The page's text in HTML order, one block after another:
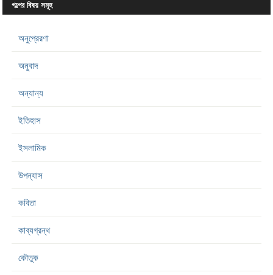
গল্পের বিষয় সমূহ
অনুপ্রেরণা
অনুবাদ
অন্যান্য
ইতিহাস
ইসলামিক
উপন্যাস
কবিতা
কাব্যগ্রন্থ
কৌতুক